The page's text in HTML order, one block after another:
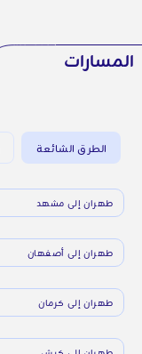
المسارات
الطرق الشائعة
طهران إلى مشهد
طهران إلى أصفهان
طهران إلى كرمان